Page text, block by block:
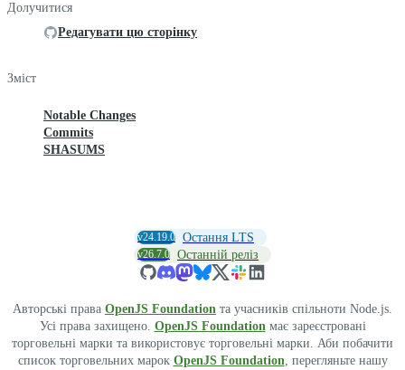
Долучитися
Редагувати цю сторінку
Зміст
Notable Changes
Commits
SHASUMS
v24.19.0 Остання LTS
v26.7.0 Останній реліз
Авторські права OpenJS Foundation та учасників спільноти Node.js.
Усі права захищено. OpenJS Foundationмає зареєстровані
торговельні марки та використовує торговельні марки. Аби побачити
список торговельних марок OpenJS Foundation, перегляньте нашу